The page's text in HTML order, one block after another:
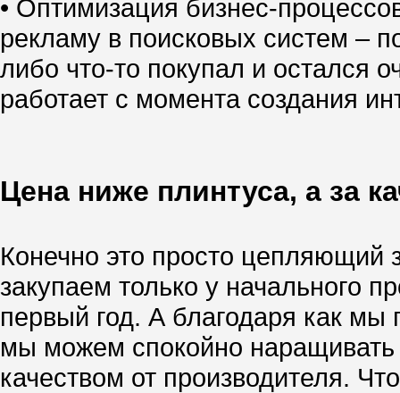
• Оптимизация бизнес-
рекламу в поисковых систем –
либо что-то покупал и остался
работает с момента создания
Цена ниже плинтуса, а за
Конечно это просто цепляющий
закупаем только у начального
первый год. А благодаря как
мы можем спокойно наращивать
качеством от производителя.